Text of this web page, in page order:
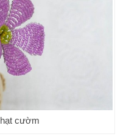
cườm